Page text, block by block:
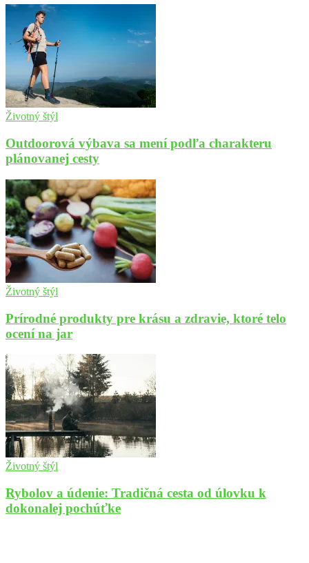
Životný štýl
Outdoorová výbava sa mení podľa charakteru
plánovanej cesty
Životný štýl
Prírodné produkty pre krásu a zdravie, ktoré telo
ocení na jar
Životný štýl
Rybolov a údenie: Tradičná cesta od úlovku k
dokonalej pochúťke